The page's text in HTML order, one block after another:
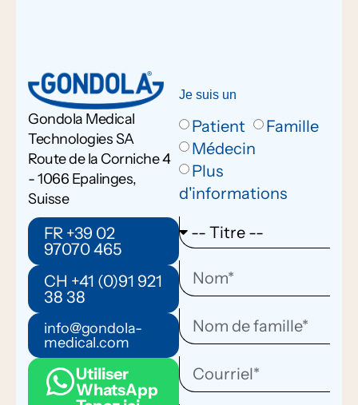
Gondola Medical
Technologies SA
Route de la Corniche 4
- 1066 Epalinges,
Suisse
FR +39 02
97070 465
CH +41 (0)91 921
38 38
info@gondola-
medical.com
Utiliser
WhatsApp
Je suis un
Patient
Famille
Médecin
Plus
d'informations